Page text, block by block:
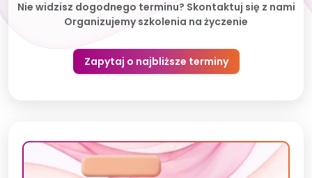
Nie widzisz dogodnego terminu? Skontaktuj się z nami
Organizujemy szkolenia na życzenie
Zapytaj o najbliższe terminy